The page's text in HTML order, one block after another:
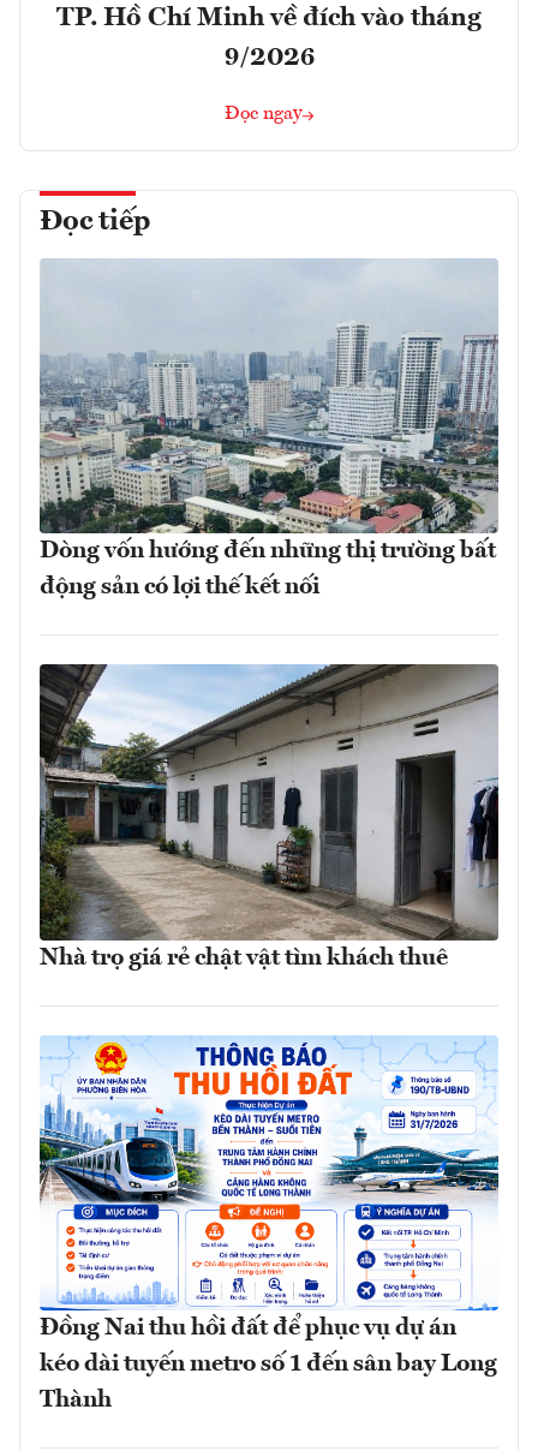
TP. Hồ Chí Minh về đích vào tháng
9/2026
Đọc ngay
Đọc tiếp
Dòng vốn hướng đến những thị trường bất
động sản có lợi thế kết nối
Nhà trọ giá rẻ chật vật tìm khách thuê
Đồng Nai thu hồi đất để phục vụ dự án
kéo dài tuyến metro số 1 đến sân bay Long
Thành